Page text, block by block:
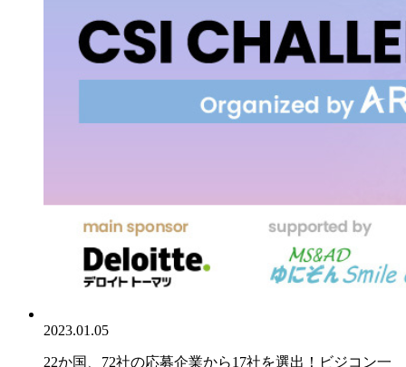
2023.01.05
22か国、72社の応募企業から17社を選出！ビジコン一